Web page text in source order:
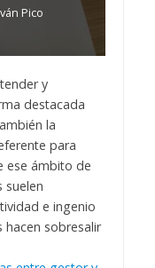
Pico
y
destacada
la
para
ese ámbito de
suelen
e ingenio
hacen sobresalir